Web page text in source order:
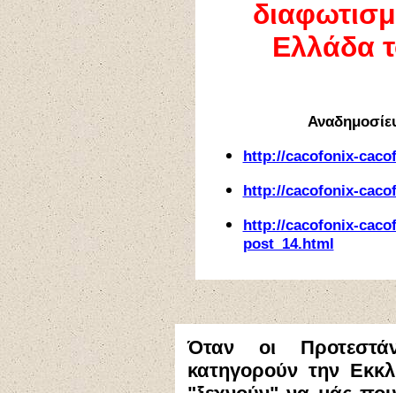
διαφωτισμ
Ελλάδα
http://cacofonix-
http://cacofonix-
http://cacofonix-
post_14.html
Όταν οι
κατηγορούν την